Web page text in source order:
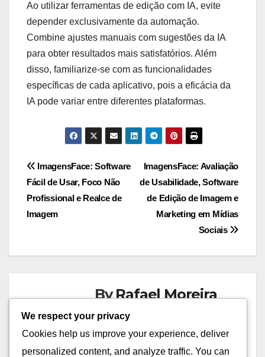
Ao utilizar ferramentas de edição com IA, evite
depender exclusivamente da automação.
Combine ajustes manuais com sugestões da IA
para obter resultados mais satisfatórios. Além
disso, familiarize-se com as funcionalidades
específicas de cada aplicativo, pois a eficácia da
IA pode variar entre diferentes plataformas.
Post
navigation
ImagensFace: Avaliação
de Usabilidade, Software
de Edição de Imagem e
Marketing em Mídias
Sociais
ImagensFace: Software
Fácil de Usar, Foco Não
Profissional e Realce de
Imagem
ByRafael Moreira
Rafael é um especialista em
soluções de hospedagem
gerenciada, com mais de 10
We respect your privacy
Cookies help us improve your experience, deliver
personalized content, and analyze traffic. You can